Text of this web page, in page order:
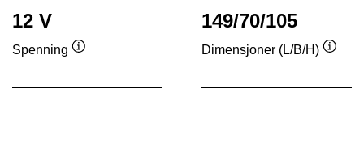
12 V
Spenning
149/70/105
Dimensjoner (L/B/H)